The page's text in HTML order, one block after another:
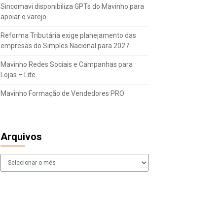
Sincomavi disponibiliza GPTs do Mavinho para
apoiar o varejo
Reforma Tributária exige planejamento das
empresas do Simples Nacional para 2027
Mavinho Redes Sociais e Campanhas para
Lojas – Lite
Mavinho Formação de Vendedores PRO
Arquivos
Arquivos